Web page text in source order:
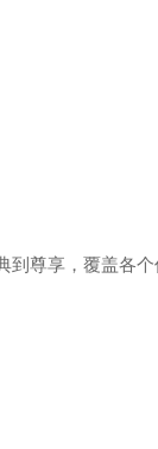
到尊享，覆盖各